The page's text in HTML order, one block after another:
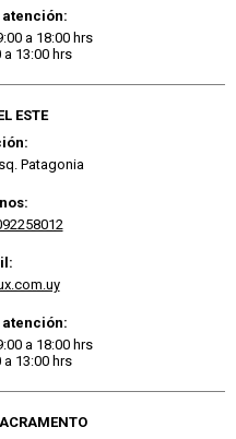
a 18:00 hrs
13:00 hrs
ESTE
Patagonia
a 18:00 hrs
13:00 hrs